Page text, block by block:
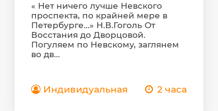
« Нет ничего лучше Невского
проспекта, по крайней мере в
Петербурге…» Н.В.Гоголь От
Восстания до Дворцовой.
Погуляем по Невскому, заглянем
во дв...
Индивидуальная 2 часа